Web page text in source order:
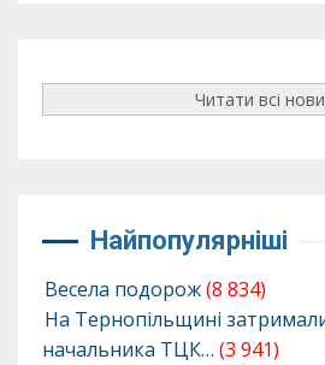
Читати всі
Найпопулярніші
Весела подорож(8 834)
На Тернопільщині
начальника ТЦК… (3 941)